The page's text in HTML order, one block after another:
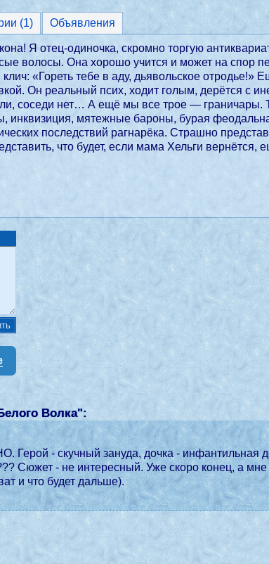
(1) Объявления
Я отец-одиночка, скромно торгую
волосы. Она хорошо учится и может на спор
«Гореть тебе в аду, дьявольское отродье!»
Он реальный псих, ходит голым, дерётся с
соседи нет… А ещё мы все трое — граничары.
инквизиция, мятежные бароны, бурая
последствий рагнарёка. Страшно
что будет, если мама Хельги вернётся,
Волка":
Герой - скучный зануда, дочка - инфантильная
Сюжет - не интересный. Уже скоро конец, а
и что будет дальше).